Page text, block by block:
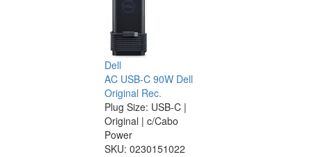
Dell
AC USB-C 90W Dell
Original Rec.
Plug Size: USB-C |
Original | c/Cabo
Power
SKU: 0230151022